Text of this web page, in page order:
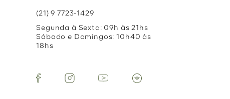
(21) 9 7723-1429
Segunda à Sexta: 09h às 21hs
Sábado e Domingos: 10h40 às
18hs